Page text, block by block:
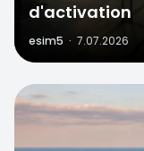
d'activation
esim5 · 7.07.2026